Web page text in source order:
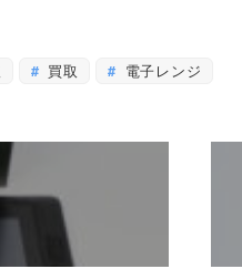
買取 電子レンジ